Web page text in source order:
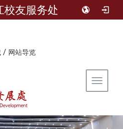
校友服务处
/ 网站导览
Toggle